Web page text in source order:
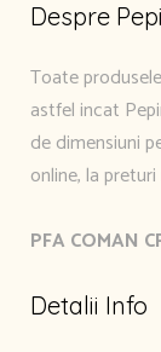
Despre
Toate
astfel incat
de dimensiuni
online, la
PFA COMAN
Detalii Info